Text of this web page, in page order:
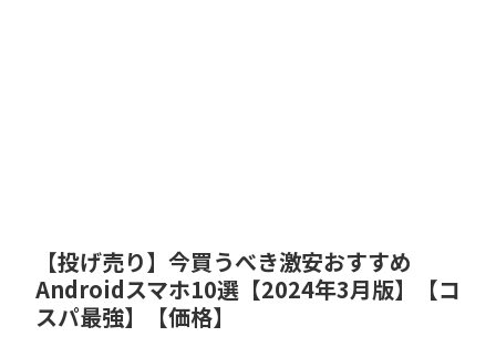
【投げ売り】今買うべき激安おすすめ
Androidスマホ10選【2024年3月版】【コ
スパ最強】【価格】